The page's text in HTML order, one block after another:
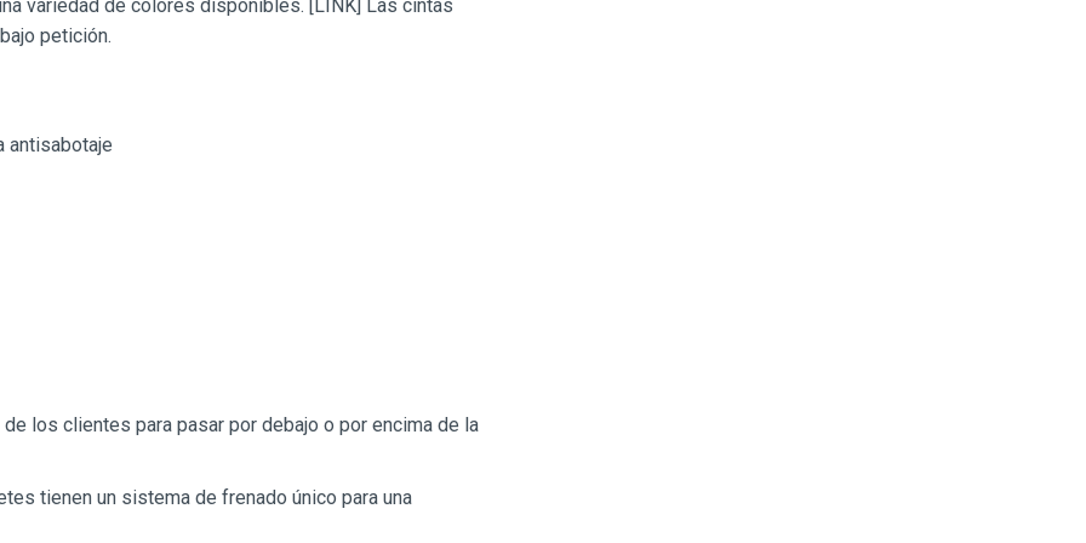
variedad de colores disponibles. [LINK] Las cintas
petición.
antisabotaje
los clientes para pasar por debajo o por encima de la
tienen un sistema de frenado único para una